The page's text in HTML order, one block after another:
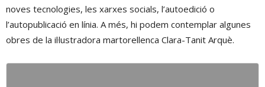
noves tecnologies, les xarxes socials, l’autoedició o
l’autopublicació en línia. A més, hi podem contemplar algunes
obres de la il·lustradora martorellenca Clara-Tanit Arquè.